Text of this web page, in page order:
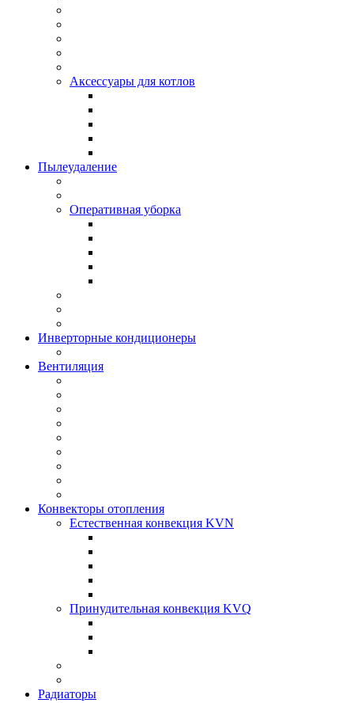
Аксессуары для котлов
Пылеудаление
Оперативная уборка
Инверторные кондиционеры
Вентиляция
Конвекторы отопления
Естественная конвекция KVN
Принудительная конвекция KVQ
Радиаторы